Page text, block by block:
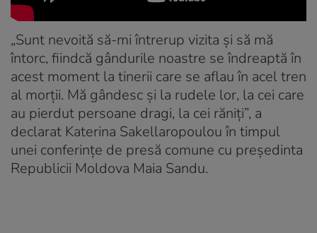
„Sunt nevoită să-mi întrerup vizita și să mă
întorc, fiindcă gândurile noastre se îndreaptă în
acest moment la tinerii care se aflau în acel tren
al morții. Mă gândesc și la rudele lor, la cei care
au pierdut persoane dragi, la cei răniți”, a
declarat Katerina Sakellaropoulou în timpul
unei conferințe de presă comune cu președinta
Republicii Moldova Maia Sandu.